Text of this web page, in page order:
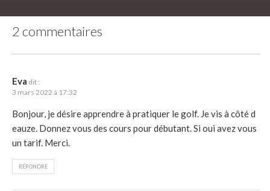
2 commentaires
Eva dit :
3 mars 2022 à 17:32
Bonjour, je désire apprendre à pratiquer le golf. Je vis à côté d
eauze. Donnez vous des cours pour débutant. Si oui avez vous
un tarif. Merci.
RÉPONDRE